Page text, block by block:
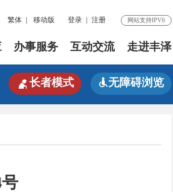
繁体 移动版 登录 注册 网站支持IPV6
办事服务 互动交流 走进丰泽
长者模式 无障碍浏览